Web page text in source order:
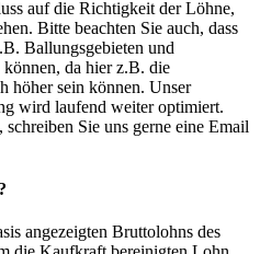
auf die Richtigkeit der Löhne,
Bitte beachten Sie auch, dass
Ballungsgebieten und
da hier z.B. die
höher sein können. Unser
wird laufend weiter optimiert.
Sie uns gerne eine Email
angezeigten Bruttolohns des